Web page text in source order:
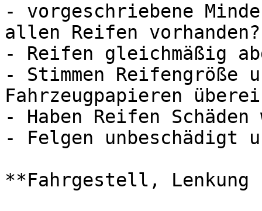
- vorgeschriebene
allen Reifen vorhanden?
- Reifen gleichmäßig
- Stimmen Reifengröße
Fahrzeugpapieren
- Haben Reifen
- Felgen unbeschädigt
**Fahrgestell, Lenkung